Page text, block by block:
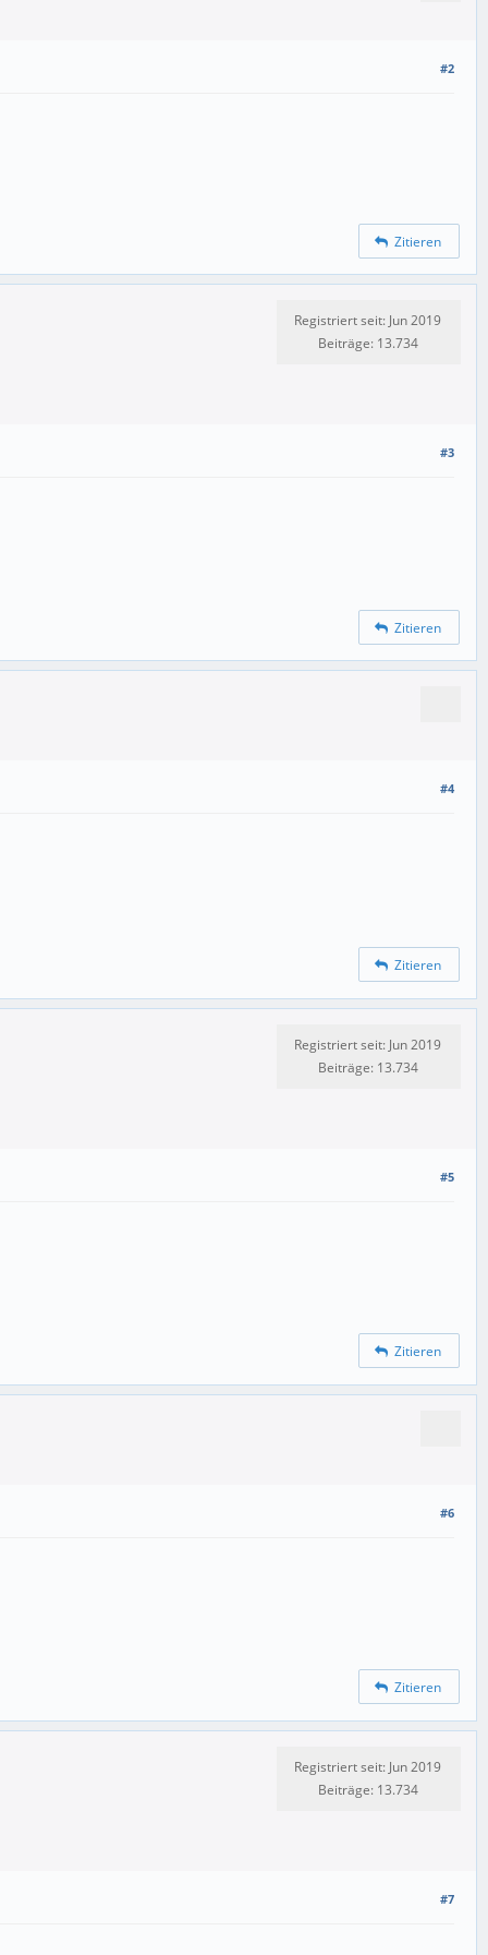
#2
Zitieren
Registriert seit: Jun 2019
Beiträge: 13.734
#3
Zitieren
#4
Zitieren
Registriert seit: Jun 2019
Beiträge: 13.734
#5
Zitieren
#6
Zitieren
Registriert seit: Jun 2019
Beiträge: 13.734
#7